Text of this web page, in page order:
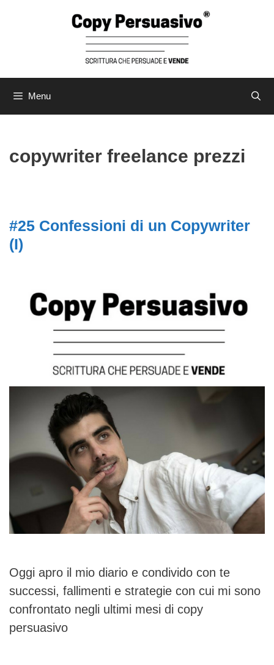
Menu
copywriter freelance prezzi
#25 Confessioni di un Copywriter
(I)
Oggi apro il mio diario e condivido con te
successi, fallimenti e strategie con cui mi sono
confrontato negli ultimi mesi di copy
persuasivo